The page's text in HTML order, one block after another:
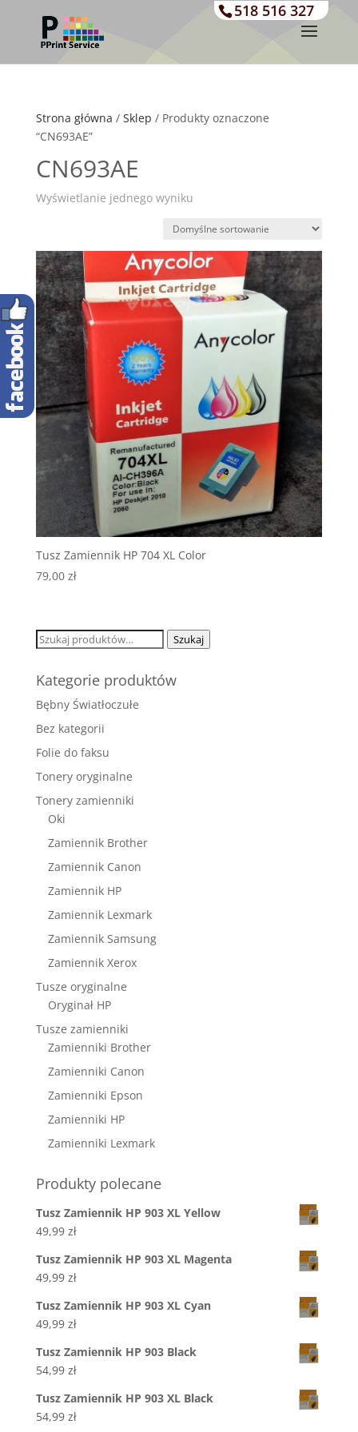
518 516 327
Strona główna / Sklep / Produkty oznaczone
“CN693AE”
CN693AE
Wyświetlanie jednego wyniku
Tusz Zamiennik HP 704 XL Color
79,00 zł
Szukaj: Szukaj
Kategorie produktów
Bębny Światłoczułe
Bez kategorii
Folie do faksu
Tonery oryginalne
Tonery zamienniki
Oki
Zamiennik Brother
Zamiennik Canon
Zamiennik HP
Zamiennik Lexmark
Zamiennik Samsung
Zamiennik Xerox
Tusze oryginalne
Oryginał HP
Tusze zamienniki
Zamienniki Brother
Zamienniki Canon
Zamienniki Epson
Zamienniki HP
Zamienniki Lexmark
Produkty polecane
Tusz Zamiennik HP 903 XL Yellow
49,99 zł
Tusz Zamiennik HP 903 XL Magenta
49,99 zł
Tusz Zamiennik HP 903 XL Cyan
49,99 zł
Tusz Zamiennik HP 903 Black
54,99 zł
Tusz Zamiennik HP 903 XL Black
54,99 zł